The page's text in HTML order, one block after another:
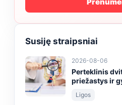
Susiję straipsniai
2026-08-06
Perteklinis
priežastys ir
Ligos